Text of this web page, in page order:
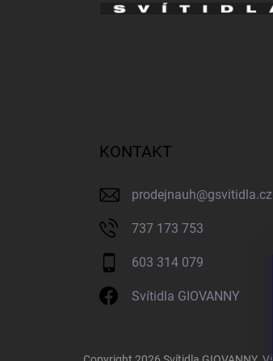
KONTAKT
prodejnauh@gsvitidla.cz
737 173 753
603 314 079
Svítidla GIOVANNY